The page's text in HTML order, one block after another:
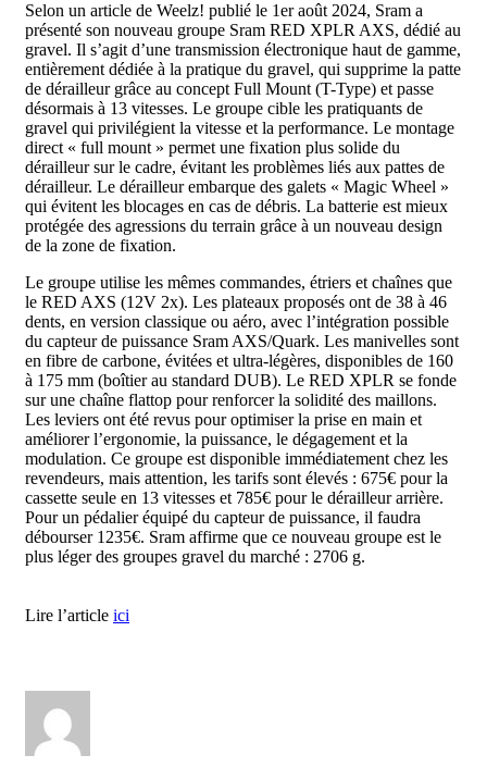
Selon un article de Weelz! publié le 1er août 2024, Sram a
présenté son nouveau groupe Sram RED XPLR AXS, dédié au
gravel. Il s’agit d’une transmission électronique haut de gamme,
entièrement dédiée à la pratique du gravel, qui supprime la patte
de dérailleur grâce au concept Full Mount (T-Type) et passe
désormais à 13 vitesses. Le groupe cible les pratiquants de
gravel qui privilégient la vitesse et la performance. Le montage
direct « full mount » permet une fixation plus solide du
dérailleur sur le cadre, évitant les problèmes liés aux pattes de
dérailleur. Le dérailleur embarque des galets « Magic Wheel »
qui évitent les blocages en cas de débris. La batterie est mieux
protégée des agressions du terrain grâce à un nouveau design
de la zone de fixation.
Le groupe utilise les mêmes commandes, étriers et chaînes que
le RED AXS (12V 2x). Les plateaux proposés ont de 38 à 46
dents, en version classique ou aéro, avec l’intégration possible
du capteur de puissance Sram AXS/Quark. Les manivelles sont
en fibre de carbone, évitées et ultra-légères, disponibles de 160
à 175 mm (boîtier au standard DUB). Le RED XPLR se fonde
sur une chaîne flattop pour renforcer la solidité des maillons.
Les leviers ont été revus pour optimiser la prise en main et
améliorer l’ergonomie, la puissance, le dégagement et la
modulation. Ce groupe est disponible immédiatement chez les
revendeurs, mais attention, les tarifs sont élevés : 675€ pour la
cassette seule en 13 vitesses et 785€ pour le dérailleur arrière.
Pour un pédalier équipé du capteur de puissance, il faudra
débourser 1235€. Sram affirme que ce nouveau groupe est le
plus léger des groupes gravel du marché : 2706 g.
Lire l’article ici